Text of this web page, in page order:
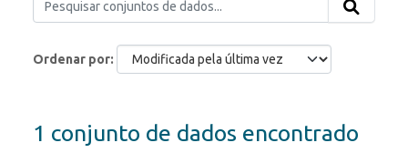
Ordenar por
1 conjunto de dados encontrado